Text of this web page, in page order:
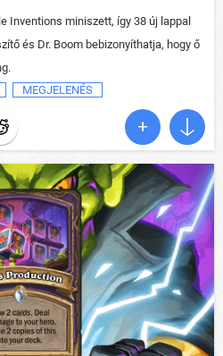
Inventions miniszett, így 38 új lappal
és Dr. Boom bebizonyíthatja, hogy ő
MEGJELENÉS